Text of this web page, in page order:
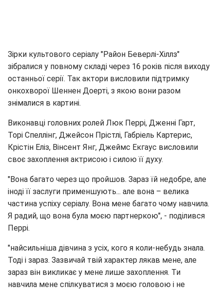
Зірки культового серіалу "Район Беверлі-Хіллз"
зібралися у повному складі через 16 років після виходу
останньої серії. Так актори висловили підтримку
онкохворої Шеннен Доерті, з якою вони разом
знімалися в картині.
Виконавці головних ролей Люк Перрі, Дженні Гарт,
Торі Спеллінг, Джейсон Прістлі, Габріель Картерис,
Крістін Еліз, Вінсент Янг, Джеймс Екгаус висловили
своє захоплення актрисою і силою її духу.
"Вона багато через що пройшов. Зараз їй недобре, але
іноді її заслуги применшують... але вона – велика
частина успіху серіалу. Вона мене багато чому навчила.
Я радий, що вона була моєю партнеркою", - поділився
Перрі.
"найсильніша дівчина з усіх, кого я коли-небудь знала.
Тоді і зараз. Зазвичай твій характер лякав мене, але
зараз він викликає у мене лише захоплення. Ти
навчила мене спілкуватися з моєю головою і не